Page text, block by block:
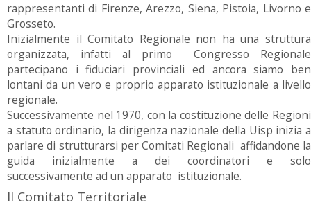
rappresentanti di Firenze, Arezzo, Siena, Pistoia, Livorno e
Grosseto.
Inizialmente il Comitato Regionale non ha una struttura
organizzata, infatti al primo Congresso Regionale
partecipano i fiduciari provinciali ed ancora siamo ben
lontani da un vero e proprio apparato istituzionale a livello
regionale.
Successivamente nel 1970, con la costituzione delle Regioni
a statuto ordinario, la dirigenza nazionale della Uisp inizia a
parlare di strutturarsi per Comitati Regionali affidandone la
guida inizialmente a dei coordinatori e solo
successivamente ad un apparato istituzionale.
Il Comitato Territoriale